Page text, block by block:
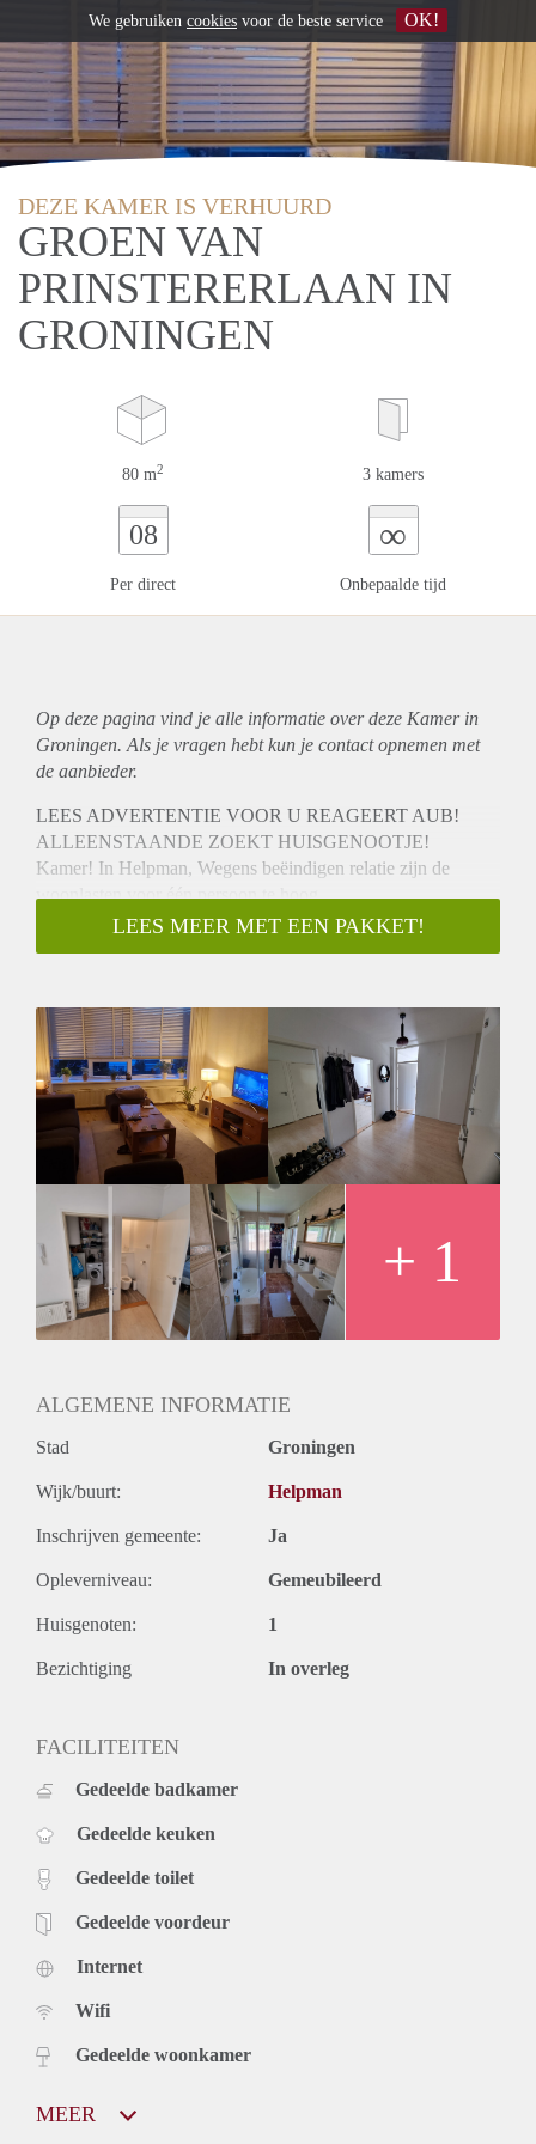
DEZE KAMER IS VERHUURD
GROEN VAN
PRINSTERERLAAN IN
GRONINGEN
80 m2 3 kamers
08
Per direct
∞
Onbepaalde tijd
Op deze pagina vind je alle informatie over deze Kamer in
Groningen. Als je vragen hebt kun je contact opnemen met
de aanbieder.
LEES ADVERTENTIE VOOR U REAGEERT AUB!
ALLEENSTAANDE ZOEKT HUISGENOOTJE!
Kamer! In Helpman, Wegens beëindigen relatie zijn de
woonlasten voor één persoon te hoog.
Rustige sociale werkende man van 28 die graag een
*hygienische huisgenoot zoekt.*
berging en openbare fietsenstalling beneden.
Heb je dus geen meubels, maar zoek je *tijdelijk*
( liefst wel in maanden ipv weken) een verblijfplaats/Gezellig
huisgenootje, kun je bij mij terecht. Totale woonlasten zijn
1300 excl. U betaald 600, ik de rest.
Verder ben ik een gezellige fitte gast die makkelijk is in
omgang en graag mensen mag helpen.
Interesse? Stuur gerust een Whatsappje!
LEES MEER MET EEN PAKKET!
+ 1
ALGEMENE INFORMATIE
Stad Groningen
Wijk/buurt: Helpman
Inschrijven gemeente: Ja
Opleverniveau: Gemeubileerd
Huisgenoten: 1
Bezichtiging In overleg
FACILITEITEN
Gedeelde badkamer
Gedeelde keuken
Gedeelde toilet
Gedeelde voordeur
Internet
Wifi
Gedeelde woonkamer
MEER
We gebruiken cookies voor de beste service OK!